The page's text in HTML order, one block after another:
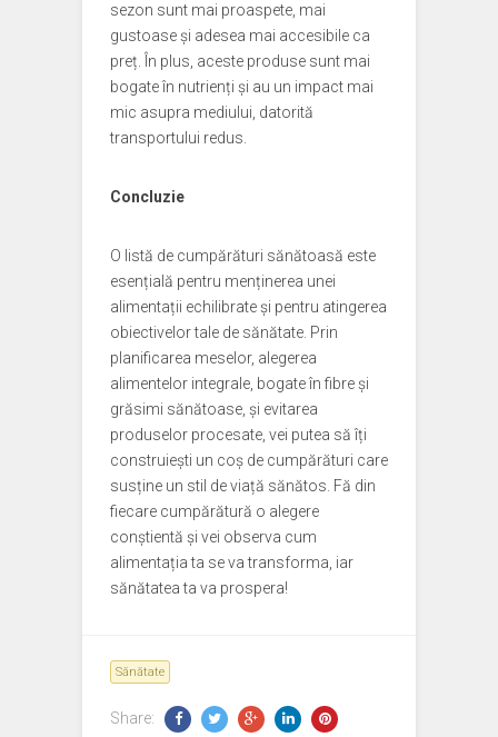
sezon sunt mai proaspete, mai
gustoase și adesea mai accesibile ca
preț. În plus, aceste produse sunt mai
bogate în nutrienți și au un impact mai
mic asupra mediului, datorită
transportului redus.
Concluzie
O listă de cumpărături sănătoasă este
esențială pentru menținerea unei
alimentații echilibrate și pentru atingerea
obiectivelor tale de sănătate. Prin
planificarea meselor, alegerea
alimentelor integrale, bogate în fibre și
grăsimi sănătoase, și evitarea
produselor procesate, vei putea să îți
construiești un coș de cumpărături care
susține un stil de viață sănătos. Fă din
fiecare cumpărătură o alegere
conștientă și vei observa cum
alimentația ta se va transforma, iar
sănătatea ta va prospera!
Sănătate
Share: